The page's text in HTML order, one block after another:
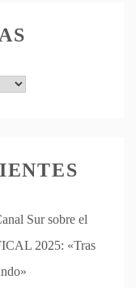
Sur sobre el
2025: «Tras